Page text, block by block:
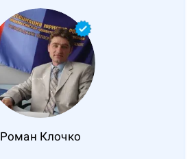
Роман Клочко